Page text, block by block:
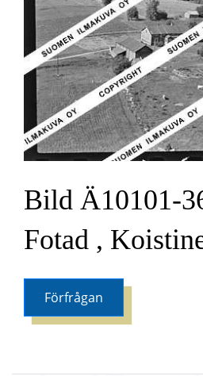
Bild Ä10101-
Fotad ,
Förfrågan